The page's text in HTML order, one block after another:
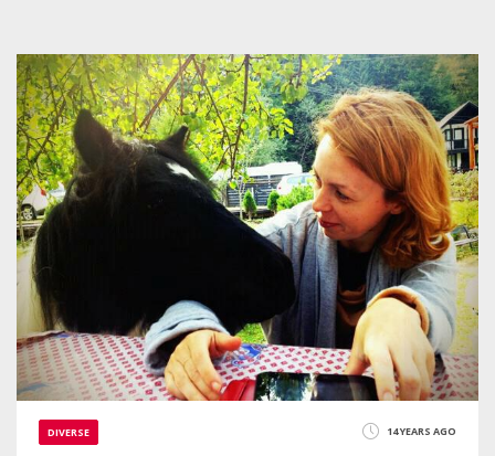
DIVERSE 14 YEARS AGO